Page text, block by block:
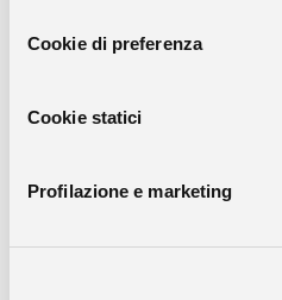
Cookie di preferenza
Cookie statici
Profilazione e marketing
Condividi
COPIA IL LINK
X-TWITTER